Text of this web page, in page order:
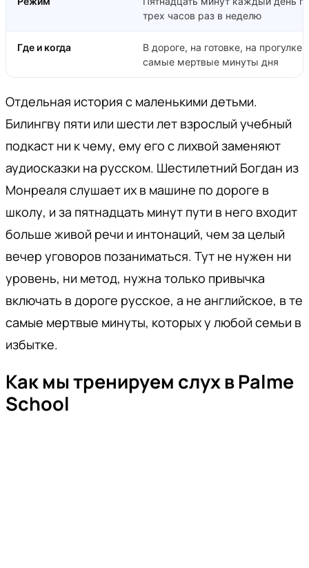
трех часов раз в неделю
Где и когда
В дороге, на готовке, на прогулке,
самые мертвые минуты дня
Отдельная история с маленькими детьми.
Билингву пяти или шести лет взрослый учебный
подкаст ни к чему, ему его с лихвой заменяют
аудиосказки на русском. Шестилетний Богдан из
Монреаля слушает их в машине по дороге в
школу, и за пятнадцать минут пути в него входит
больше живой речи и интонаций, чем за целый
вечер уговоров позаниматься. Тут не нужен ни
уровень, ни метод, нужна только привычка
включать в дороге русское, а не английское, в те
самые мертвые минуты, которых у любой семьи в
избытке.
Как мы тренируем слух в Palme
School